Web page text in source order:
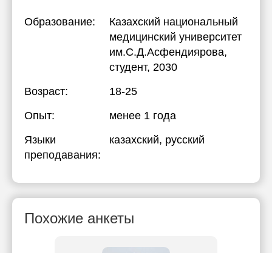
Образование:
Казахский национальный
медицинский университет
им.С.Д.Асфендиярова,
студент, 2030
Возраст:
18-25
Опыт:
менее 1 года
Языки
преподавания:
казахский, русский
Похожие анкеты